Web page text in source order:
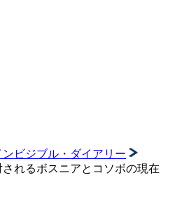
ビジブル・ダイアリー
れるボスニアとコソボの現在